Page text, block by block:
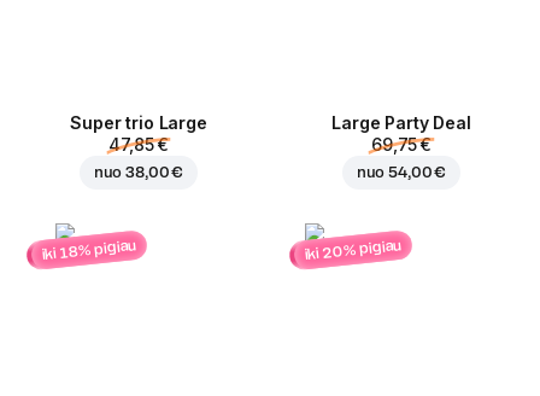
Super trio Large
47,85 €
nuo38,00 €
Large Party Deal
69,75 €
nuo54,00 €
iki 18% pigiau iki 20% pigiau